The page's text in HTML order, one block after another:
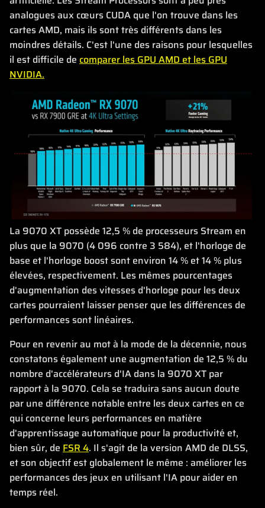
analogues aux cœurs CUDA que l'on trouve dans les
cartes AMD, mais ils sont très différents dans les
moindres détails. C'est l'une des raisons pour lesquelles
il est difficile de comparer les GPU AMD et les GPU
NVIDIA.
La 9070 XT possède 12,5 % de processeurs Stream en
plus que la 9070 (4 096 contre 3 584), et l'horloge de
base et l'horloge boost sont environ 14 % et 14 % plus
élevées, respectivement. Les mêmes pourcentages
d'augmentation des vitesses d'horloge pour les deux
cartes pourraient laisser penser que les différences de
performances sont linéaires.
Pour en revenir au mot à la mode de la décennie, nous
constatons également une augmentation de 12,5 % du
nombre d'accélérateurs d'IA dans la 9070 XT par
rapport à la 9070. Cela se traduira sans aucun doute
par une différence notable entre les deux cartes en ce
qui concerne leurs performances en matière
d'apprentissage automatique pour la productivité et,
bien sûr, de FSR 4. Il s'agit de la version AMD de DLSS,
et son objectif est globalement le même : améliorer les
performances des jeux en utilisant l'IA pour aider en
temps réel.